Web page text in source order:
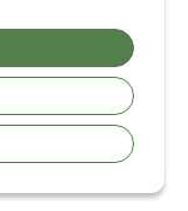
tvorba eshopu cez